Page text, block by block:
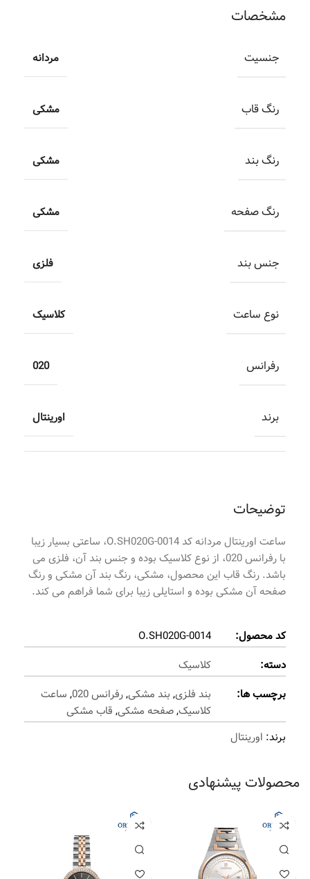
توضیحات
ساعت اورینتال مردانه کد O.SH020G-0014، ساعتی بسیار زیبا
با رفرانس 020، از نوع کلاسیک بوده و جنس بند آن، فلزی می
باشد. رنگ قاب این محصول، مشکی، رنگ بند آن مشکی و رنگ
صفحه آن مشکی بوده و استایلی زیبا برای شما فراهم می کند.
کد محصول:
O.SH020G-0014
دسته:
کلاسیک
برچسب ها:
بند فلزی, بند مشکی,رفرانس 020 , ساعت
کلاسیک,صفحه مشکی, قاب مشکی
برند: اورینتال
مشخصات
جنسیت مردانه
رنگ قاب مشکی
رنگ بند مشکی
رنگ صفحه مشکی
جنس بند فلزی
نوع ساعت کلاسیک
رفرانس 020
برند اورینتال
محصولات پیشنهادی